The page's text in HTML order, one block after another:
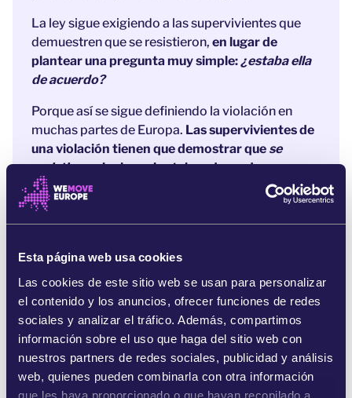
Esta página web usa cookies
Las cookies de este sitio web se usan para personalizar
el contenido y los anuncios, ofrecer funciones de redes
sociales y analizar el tráfico. Además, compartimos
información sobre el uso que haga del sitio web con
nuestros partners de redes sociales, publicidad y análisis
web, quienes pueden combinarla con otra información
que les haya proporcionado o que hayan recopilado a
La ley sigue exigiendo a las supervivientes que
demuestren que se resistieron, en lugar de
plantear una pregunta muy simple:¿estaba ella
de acuerdo?
Porque así se sigue definiendo la violación en
muchas partes de Europa. Las supervivientes de
una violación tienen que demostrar quese
resistieron, incluso si estaban drogadas,
dormidas o paralizadas.
A nadie le importa si
querían hacerlo
cambiar esto. Las autoridades quieren actualizar
la definición de violación en toda la UE y dejar
claro que
hace falta un «sí» para que haya
consentimiento
[4].
Esta oportunidad no durará mucho. Gisèle Pelicot
rompió su silencio y ahora nos toca apoyarla.
¡Firma ahora para que el «solo sí es sí» sea una